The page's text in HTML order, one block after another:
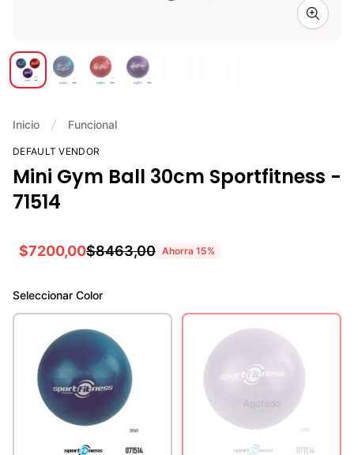
Zoom
Inicio Funcional
DEFAULT VENDOR
Mini Gym Ball 30cm Sportfitness -
71514
$7200,00$8463,00 Ahorra 15%
Seleccionar Color
Agotado